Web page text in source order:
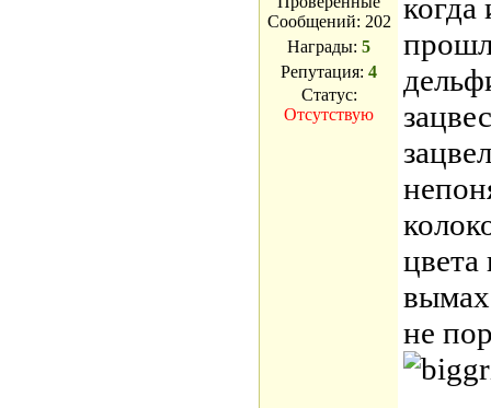
Сообщений: 202
Награды: 5
Репутация: 4
Статус:
Отсутствую
не